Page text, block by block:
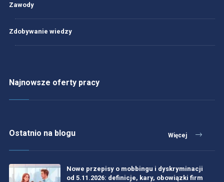
Zawody
Zdobywanie wiedzy
Najnowsze oferty pracy
Ostatnio na blogu Więcej
Nowe przepisy o mobbingu i dyskryminacji
od 5.11.2026: definicje, kary, obowiązki firm